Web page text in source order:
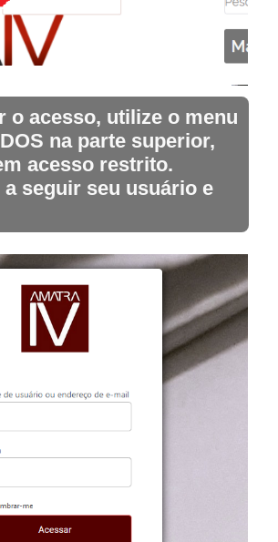
o acesso, utilize o menu
na parte superior,
acesso restrito.
seguir seu usuário e